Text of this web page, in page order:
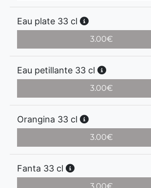
Eau plate 33 cl
3.00€
Eau petillante 33 cl
3.00€
Orangina 33 cl
3.00€
Fanta 33 cl